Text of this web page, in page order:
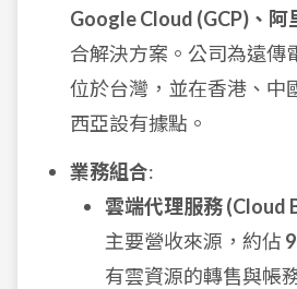
Google Cloud (GCP)、阿
合解決方案。公司為遠傳
位於台灣，並在香港、中
西亞設有據點。
業務組合:
雲端代理服務 (Cloud
主要營收來源，約佔
有雲資源的轉售與帳